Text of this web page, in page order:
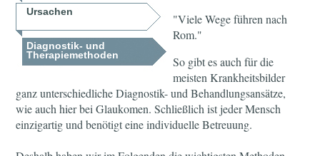
Ursachen
Diagnostik- und
Therapiemethoden
"Viele Wege führen nach
Rom."
So gibt es auch für die
meisten Krankheitsbilder
ganz unterschiedliche Diagnostik- und Behandlungsansätze,
wie auch hier bei Glaukomen. Schließlich ist jeder Mensch
einzigartig und benötigt eine individuelle Betreuung.